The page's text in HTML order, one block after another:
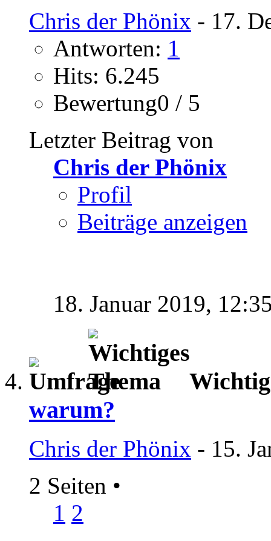
Chris der Phönix - 17.
Antworten: 1
Hits: 6.245
Bewertung0 / 5
Letzter Beitrag von
Chris der Phönix
Profil
Beiträge anzeigen
18. Januar 2019,
warum?
Chris der Phönix - 15.
2 Seiten •
1 2